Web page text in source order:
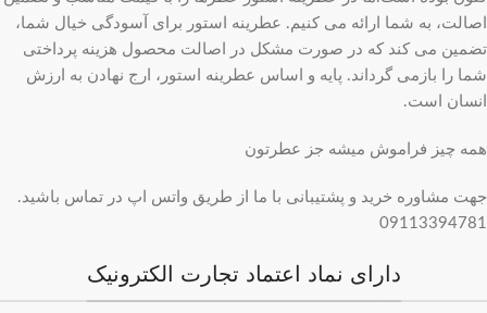
اصالت، به شما ارائه می کنیم. عطرینه استور برای آسودگی خیال شما،
تضمین می کند که در صورت مشکل در اصالت محصول هزینه پرداختی
شما را بازمی گرداند. پایه و اساس عطرینه استور، ارج نهادن به ارزش
انسان است.
همه چیز فراموش میشه جز عطرتون
جهت مشاوره خرید و پشتیبانی با ما از طریق واتس اپ در تماس باشید.
09113394781
دارای نماد اعتماد تجارت الکترونیک